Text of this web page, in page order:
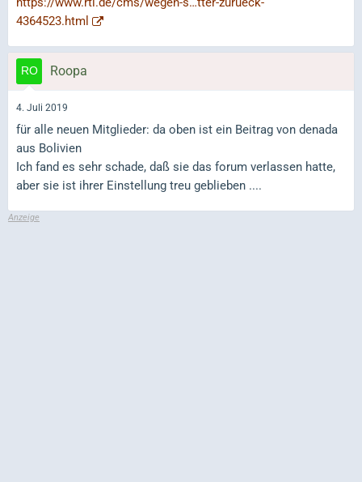
4364523.html
Roopa
4. Juli 2019
für alle neuen Mitglieder: da oben ist ein Beitrag von denada
aus Bolivien
Ich fand es sehr schade, daß sie das forum verlassen hatte,
aber sie ist ihrer Einstellung treu geblieben ....